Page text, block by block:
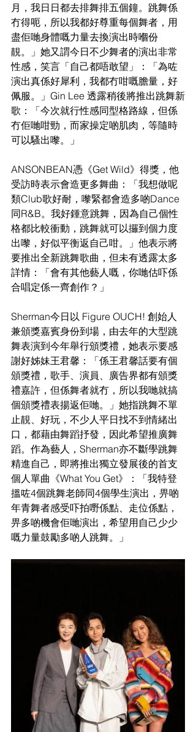
月，我日日都去排舞排五個鐘。跳舞係
冇得呃，所以我都好尊重每個舞者，用
盡佢哋身體嘅力量去換演出時嗰份
靚。」她又謂今日不少舞者的演出非常
性感，笑言「自己都唔敢望」：「為咗
演出真係好犀利，我都冇咁嘅膽量，好
佩服。」Gin Lee 透露稍後將推出跳舞新
歌：「今次就行性感同型格路線，但係
冇佢哋咁勁，而家操定啲肌肉，等隨時
可以騷出嚟。」
ANSONBEAN憑《Get Wild》得獎，他
受訪時表示會造更多舞曲：「我想做呢
類Club歌好耐，嚟緊都會造多啲Dance
同R&B。我好鍾意跳舞，因為自己個性
格都比較衝動，跳舞就可以攞到個力度
出嚟，好似平衡返自己咁。」他表示將
要推出全新跳舞歌曲，但未有透露太多
詳情：「會有其他藝人嘅，你哋估吓係
合唱定係一齊創作？」
Sherman今日以 Figure OUCH! 創始人
兼頒獎嘉賓身份到場，由去年的大型跳
舞表演到今年舉行頒獎禮，她表示要感
謝好姊妹王君馨：「係王君馨話要有個
頒獎禮，歌手、演員、廣告界都有頒獎
禮嘉許，但係舞者就冇，所以我哋就搞
個頒獎禮表揚返佢哋。」她指跳舞不單
止靚、好玩，不少人平日找不到情緒出
口，都藉由舞蹈抒發，因此希望推廣舞
蹈。作為藝人，Sherman亦不斷學跳舞
精進自己，即將推出獨立發展後的首支
個人單曲《What You Get》：「我特登
搵咗4個跳舞老師同4個學生演出，畀啲
年青舞者感受吓拍嘢係點、走位係點，
畀多啲機會佢哋演出，希望用自己少少
嘅力量鼓勵多啲人跳舞。」